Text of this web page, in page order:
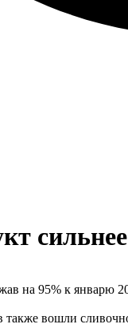
на 95% к январю
вошли